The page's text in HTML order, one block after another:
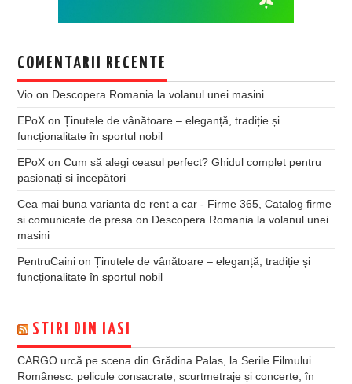
COMENTARII RECENTE
Vio on Descopera Romania la volanul unei masini
EPoX onȚinutele de vânătoare – eleganță, tradiție și
funcționalitate în sportul nobil
EPoX onCum să alegi ceasul perfect? Ghidul complet pentru
pasionați și începători
Cea mai buna varianta de rent a car - Firme 365, Catalog firme
si comunicate de presa on Descopera Romania la volanul unei
masini
PentruCaini onȚinutele de vânătoare – eleganță, tradiție și
funcționalitate în sportul nobil
STIRI DIN IASI
CARGO urcă pe scena din Grădina Palas, la Serile Filmului
Românesc: pelicule consacrate, scurtmetraje și concerte, în